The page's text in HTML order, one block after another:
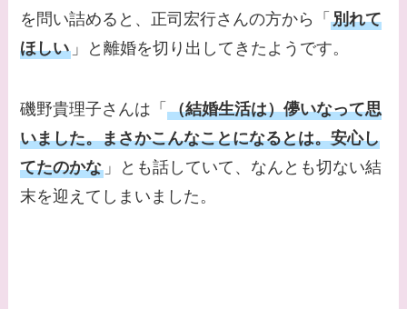
を問い詰めると、正司宏行さんの方から「別れて
ほしい 」と離婚を切り出してきたようです。
磯野貴理子さんは「（結婚生活は）儚いなって思
いました。まさかこんなことになるとは。安心し
てたのかな 」とも話していて、なんとも切ない結
末を迎えてしまいました。